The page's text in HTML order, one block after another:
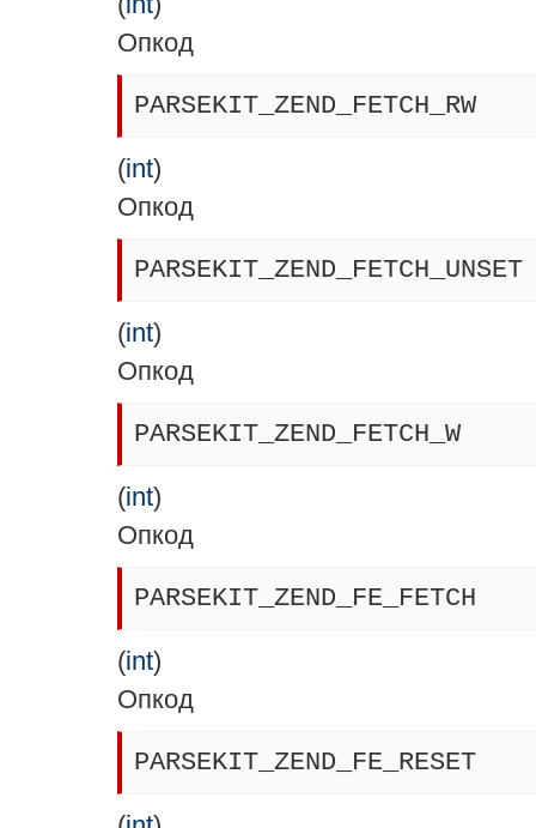
Опкод
PARSEKIT_ZEND_FETCH_RW
(int)
Опкод
PARSEKIT_ZEND_FETCH_UNSET
(int)
Опкод
PARSEKIT_ZEND_FETCH_W
(int)
Опкод
PARSEKIT_ZEND_FE_FETCH
(int)
Опкод
PARSEKIT_ZEND_FE_RESET